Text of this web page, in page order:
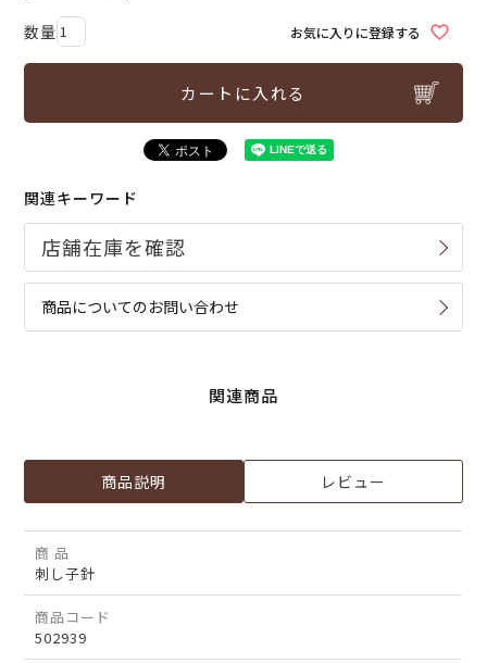
お気に入りに登録する
カートに入れる
関連キーワード
商品についてのお問い合わせ
関連商品
商品説明 レビュー
商 品
刺し子針
商品コード
502939